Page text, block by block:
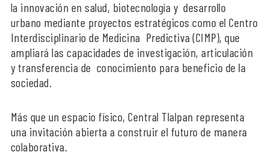
la innovación en salud, biotecnología y desarrollo
urbano mediante proyectos estratégicos como el Centro
Interdisciplinario de Medicina Predictiva (CIMP), que
ampliará las capacidades de investigación, articulación
y transferencia de conocimiento para beneficio de la
sociedad.
Más que un espacio físico, Central Tlalpan representa
una invitación abierta a construir el futuro de manera
colaborativa.